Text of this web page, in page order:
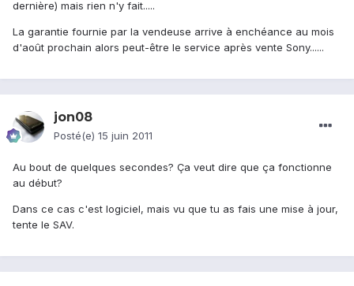
dernière) mais rien n'y fait.....
La garantie fournie par la vendeuse arrive à enchéance au mois
d'août prochain alors peut-être le service après vente Sony......
jon08
Posté(e) 15 juin 2011
Au bout de quelques secondes? Ça veut dire que ça fonctionne
au début?
Dans ce cas c'est logiciel, mais vu que tu as fais une mise à jour,
tente le SAV.